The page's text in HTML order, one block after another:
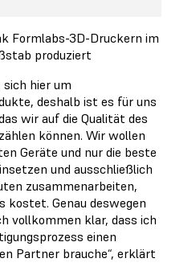
Formlabs-3D-Druckern im
produziert
sich hier um
deshalb ist es für uns
wir auf die Qualität des
können. Wir wollen
Geräte und nur die beste
und ausschließlich
zusammenarbeiten,
kostet. Genau deswegen
vollkommen klar, dass ich
einen
Partner brauche“, erklärt